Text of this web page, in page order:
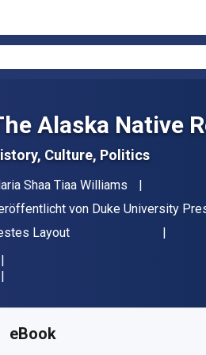
Alaska Native
Culture, Politics
Shaa Tiaa Williams
von Duke University
Layout
eBook